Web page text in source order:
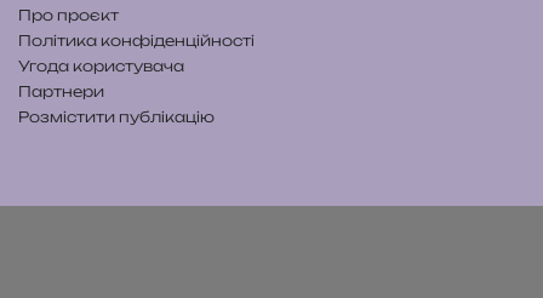
Про проєкт
Політика конфіденційності
Угода користувача
Партнери
Розмістити публікацію